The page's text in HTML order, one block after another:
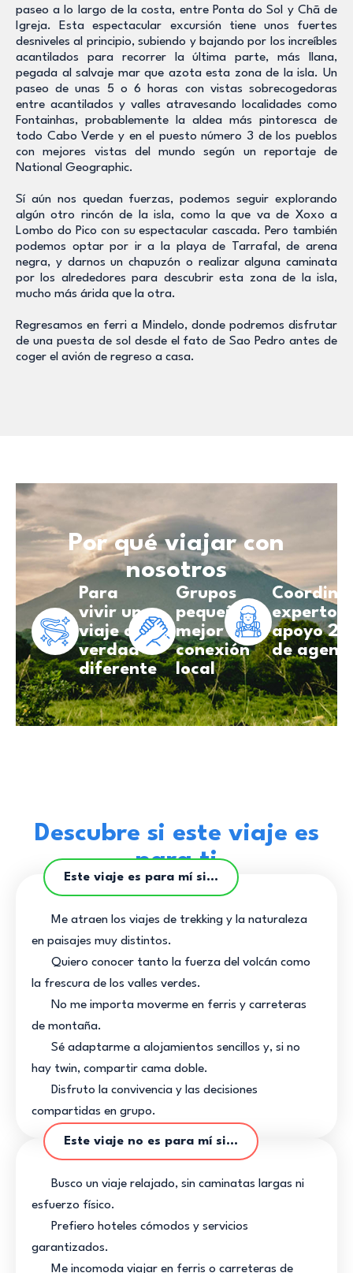
paseo a lo largo de la costa, entre Ponta do Sol y Chã de
Igreja. Esta espectacular excursión tiene unos fuertes
desniveles al principio, subiendo y bajando por los increíbles
acantilados para recorrer la última parte, más llana,
pegada al salvaje mar que azota esta zona de la isla. Un
paseo de unas 5 o 6 horas con vistas sobrecogedoras
entre acantilados y valles atravesando localidades como
Fontainhas, probablemente la aldea más pintoresca de
todo Cabo Verde y en el puesto número 3 de los pueblos
con mejores vistas del mundo según un reportaje de
National Geographic.
Sí aún nos quedan fuerzas, podemos seguir explorando
algún otro rincón de la isla, como la que va de Xoxo a
Lombo do Pico con su espectacular cascada. Pero también
podemos optar por ir a la playa de Tarrafal, de arena
negra, y darnos un chapuzón o realizar alguna caminata
por los alrededores para descubrir esta zona de la isla,
mucho más árida que la otra.
Regresamos en ferri a Mindelo, donde podremos disfrutar
de una puesta de sol desde el fato de Sao Pedro antes de
coger el avión de regreso a casa.
Por qué viajar con
nosotros
Para
vivir un
viaje de
verdad
diferente
Grupos
pequeños,
mejor
conexión
local
experto y
apoyo
de
Descubre si este viaje es
para ti
Este viaje es para mí si...
Me atraen los viajes de trekking y la naturaleza
en paisajes muy distintos.
Quiero conocer tanto la fuerza del volcán como
la frescura de los valles verdes.
No me importa moverme en ferris y carreteras
de montaña.
Sé adaptarme a alojamientos sencillos y, si no
hay twin, compartir cama doble.
Disfruto la convivencia y las decisiones
compartidas en grupo.
Este viaje no es para mí si...
Busco un viaje relajado, sin caminatas largas ni
esfuerzo físico.
Prefiero hoteles cómodos y servicios
garantizados.
Me incomoda viajar en ferris o carreteras de